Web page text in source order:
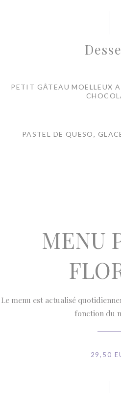
PETIT GÂTEAU MOELLEUX
PASTEL DE QUESO,
MENU
Le menu est actualisé
fonction du
29,50